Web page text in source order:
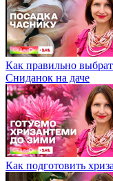
Как правильно
Сниданок на даче
Как подготовить